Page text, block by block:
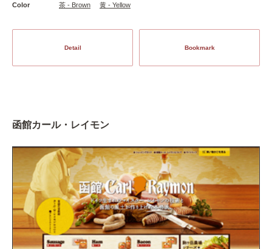
Color
茶 - Brown 黄 - Yellow
Detail Bookmark
函館カール・レイモン